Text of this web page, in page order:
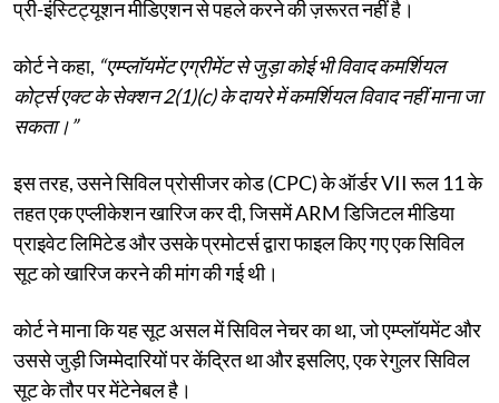
प्री-इंस्टिट्यूशन मीडिएशन से पहले करने की ज़रूरत नहीं है।
कोर्ट ने कहा, “एम्प्लॉयमेंट एग्रीमेंट से जुड़ा कोई भी विवाद कमर्शियल
कोर्ट्स एक्ट के सेक्शन 2(1)(c) के दायरे में कमर्शियल विवाद नहीं माना जा
सकता।”
इस तरह, उसने सिविल प्रोसीजर कोड (CPC) के ऑर्डर VII रूल 11 के
तहत एक एप्लीकेशन खारिज कर दी, जिसमें ARM डिजिटल मीडिया
प्राइवेट लिमिटेड और उसके प्रमोटर्स द्वारा फाइल किए गए एक सिविल
सूट को खारिज करने की मांग की गई थी।
कोर्ट ने माना कि यह सूट असल में सिविल नेचर का था, जो एम्प्लॉयमेंट और
उससे जुड़ी जिम्मेदारियों पर केंद्रित था और इसलिए, एक रेगुलर सिविल
सूट के तौर पर मेंटेनेबल है।